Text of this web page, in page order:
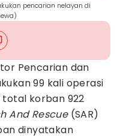
pencarian nelayan di
Pencarian dan
99 kali operasi
total korban 922
And Rescue(SAR)
dinyatakan